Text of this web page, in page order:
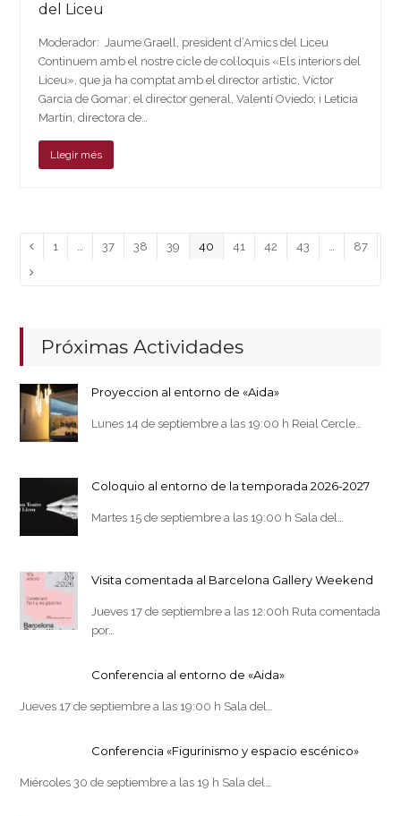
del Liceu
Moderador: Jaume Graell, president d’Amics del Liceu
Continuem amb el nostre cicle de col·loquis «Els interiors del
Liceu», que ja ha comptat amb el director artístic, Víctor
Garcia de Gomar; el director general, Valentí Oviedo; i Leticia
Martín, directora de…
Llegir més
Anterior
Page
1 … Page
37 Page
38 Page
39 Page
40 Page
41 Page
42 Page
43 … Page
87
Siguiente
Próximas Actividades
Proyeccion al entorno de «Aida»
Lunes 14 de septiembre a las 19:00 h Reial Cercle…
Coloquio al entorno de la temporada 2026-2027
Martes 15 de septiembre a las 19:00 h Sala del…
Visita comentada al Barcelona Gallery Weekend
Jueves 17 de septiembre a las 12:00h Ruta comentada
por…
Conferencia al entorno de «Aida»
Jueves 17 de septiembre a las 19:00 h Sala del…
Conferencia «Figurinismo y espacio escénico»
Miércoles 30 de septiembre a las 19 h Sala del…